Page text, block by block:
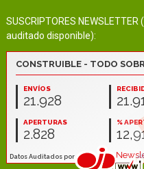
SUSCRIPTORES
auditado disponible):